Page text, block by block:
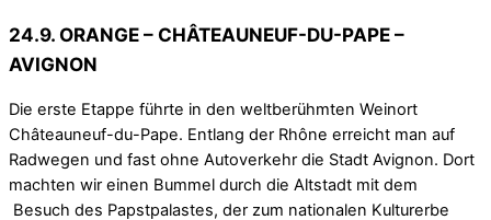
24.9. ORANGE – CHÂTEAUNEUF-DU-PAPE –
AVIGNON
Die erste Etappe führte in den weltberühmten Weinort
Châteauneuf-du-Pape. Entlang der Rhône erreicht man auf
Radwegen und fast ohne Autoverkehr die Stadt Avignon. Dort
machten wir einen Bummel durch die Altstadt mit dem
Besuch des Papstpalastes, der zum nationalen Kulturerbe